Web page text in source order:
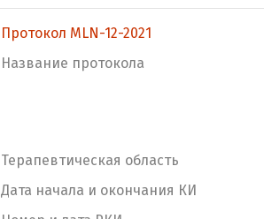
Протокол MLN-12-2021
Название протокола
Терапевтическая область
Дата начала и окончания КИ